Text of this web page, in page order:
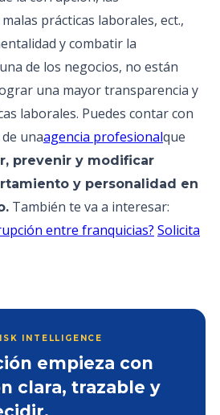
prácticas laborales, ect.,
y combatir la
de los negocios, no están
una mayor transparencia y
laborales. Puedes contar con
unaagencia profesionalque
prevenir y modificar
y personalidad en
También te va a interesar:
entre franquicias? Solicita
INTELLIGENCE
empieza con
clara, trazable y